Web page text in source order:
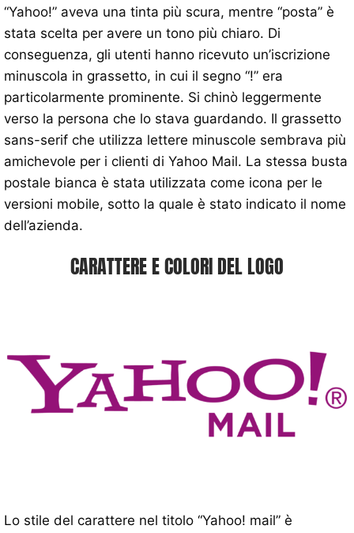
“Yahoo!” aveva una tinta più scura, mentre “posta” è
stata scelta per avere un tono più chiaro. Di
conseguenza, gli utenti hanno ricevuto un’iscrizione
minuscola in grassetto, in cui il segno “!” era
particolarmente prominente. Si chinò leggermente
verso la persona che lo stava guardando. Il grassetto
sans-serif che utilizza lettere minuscole sembrava più
amichevole per i clienti di Yahoo Mail. La stessa busta
postale bianca è stata utilizzata come icona per le
versioni mobile, sotto la quale è stato indicato il nome
dell’azienda.
CARATTERE E COLORI DEL LOGO
Lo stile del carattere nel titolo “Yahoo! mail” è